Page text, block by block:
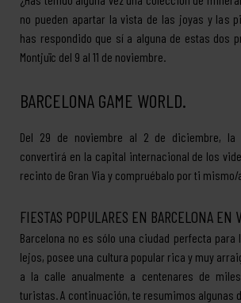
no pueden apartar la vista de las joyas y las
has respondido que sí a alguna de estas dos
Montjuïc del 9 al 11 de noviembre.
BARCELONA GAME WORLD.
Del 29 de noviembre al 2 de diciembre, la
convertirá en la capital internacional de los
recinto de Gran Via y compruébalo por ti mismo/
FIESTAS POPULARES EN BARCELONA EN
Barcelona no es sólo una ciudad perfecta
lejos, posee una cultura popular rica y muy
a la calle anualmente a centenares de
turistas. A continuación, te resumimos algunas